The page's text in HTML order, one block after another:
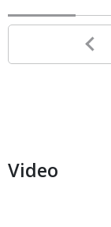
Video